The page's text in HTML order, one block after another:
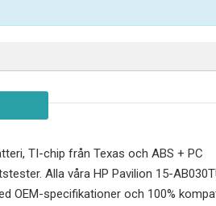
TI-chip från Texas och ABS + PC
Alla våra HP Pavilion 15-
OEM-specifikationer och 100%